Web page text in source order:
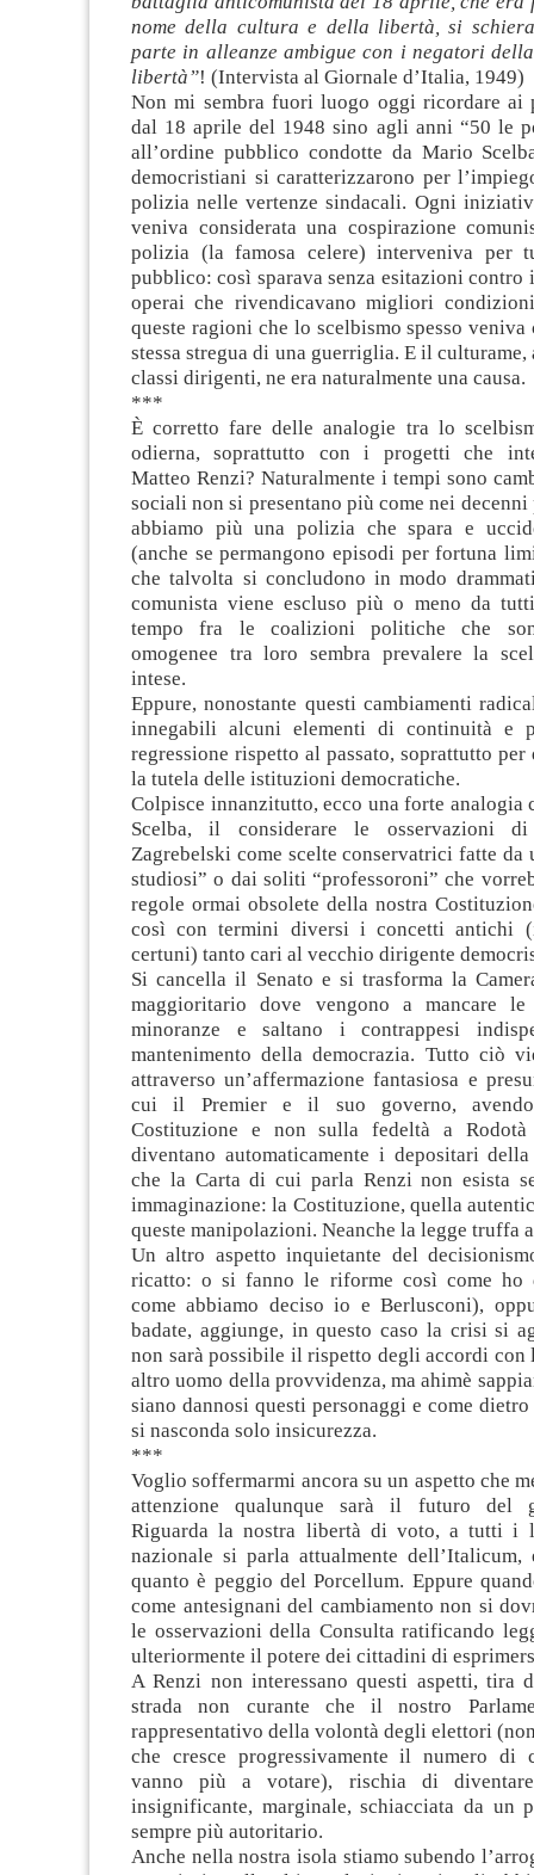
nome della cultura e della libertà, si
parte in alleanze ambigue con i negatori
libertà”! (Intervista al Giornale d’Italia, 1949)
Non mi sembra fuori luogo oggi ricordare ai
dal 18 aprile del 1948 sino agli anni “50 le
all’ordine pubblico condotte da Mario
democristiani si caratterizzarono per
polizia nelle vertenze sindacali. Ogni
veniva considerata una cospirazione
polizia (la famosa celere) interveniva per
pubblico: così sparava senza esitazioni
operai che rivendicavano migliori
queste ragioni che lo scelbismo spesso
stessa stregua di una guerriglia. E il
classi dirigenti, ne era naturalmente una causa.
***
È corretto fare delle analogie tra lo
odierna, soprattutto con i progetti che
Matteo Renzi? Naturalmente i tempi sono
sociali non si presentano più come nei
abbiamo più una polizia che spara e
(anche se permangono episodi per fortuna
che talvolta si concludono in modo
comunista viene escluso più o meno da
tempo fra le coalizioni politiche che
omogenee tra loro sembra prevalere la
intese.
Eppure, nonostante questi cambiamenti
innegabili alcuni elementi di continuità e
regressione rispetto al passato, soprattutto
la tutela delle istituzioni democratiche.
Colpisce innanzitutto, ecco una forte analogia
Scelba, il considerare le osservazioni
Zagrebelski come scelte conservatrici fatte da
studiosi” o dai soliti “professoroni” che
regole ormai obsolete della nostra
così con termini diversi i concetti antichi
certuni) tanto cari al vecchio dirigente
Si cancella il Senato e si trasforma la
maggioritario dove vengono a mancare
minoranze e saltano i contrappesi
mantenimento della democrazia. Tutto ciò
attraverso un’affermazione fantasiosa e
cui il Premier e il suo governo,
Costituzione e non sulla fedeltà a Rodotà
diventano automaticamente i depositari
che la Carta di cui parla Renzi non esista
immaginazione: la Costituzione, quella
queste manipolazioni. Neanche la legge truffa
Un altro aspetto inquietante del
ricatto: o si fanno le riforme così come ho
come abbiamo deciso io e Berlusconi),
badate, aggiunge, in questo caso la crisi si
non sarà possibile il rispetto degli accordi con
altro uomo della provvidenza, ma ahimè
siano dannosi questi personaggi e come
si nasconda solo insicurezza.
***
Voglio soffermarmi ancora su un aspetto che
attenzione qualunque sarà il futuro del
Riguarda la nostra libertà di voto, a tutti i
nazionale si parla attualmente dell’Italicum,
quanto è peggio del Porcellum. Eppure
come antesignani del cambiamento non si
le osservazioni della Consulta ratificando
ulteriormente il potere dei cittadini di
A Renzi non interessano questi aspetti, tira
strada non curante che il nostro
rappresentativo della volontà degli elettori
che cresce progressivamente il numero di
vanno più a votare), rischia di diventare
insignificante, marginale, schiacciata da un
sempre più autoritario.
Anche nella nostra isola stiamo subendo